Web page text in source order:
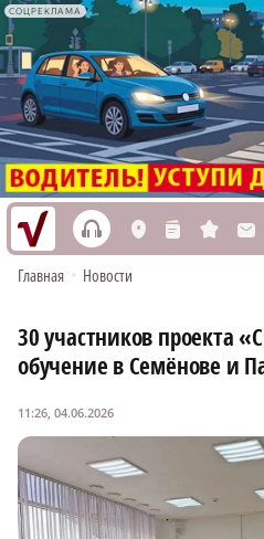
СОЦРЕКЛАМА
h L n s M
Главная • Новости
30 участников проекта
обучение в Семёнове и
11:26, 04.06.2026